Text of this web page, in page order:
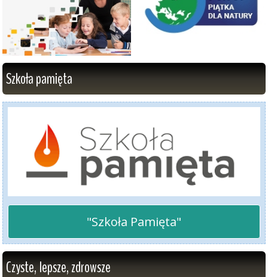
Szkoła pamięta
"Szkoła Pamięta"
Czyste, lepsze, zdrowsze